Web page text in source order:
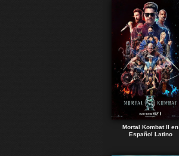
Mortal Kombat II en
Español Latino